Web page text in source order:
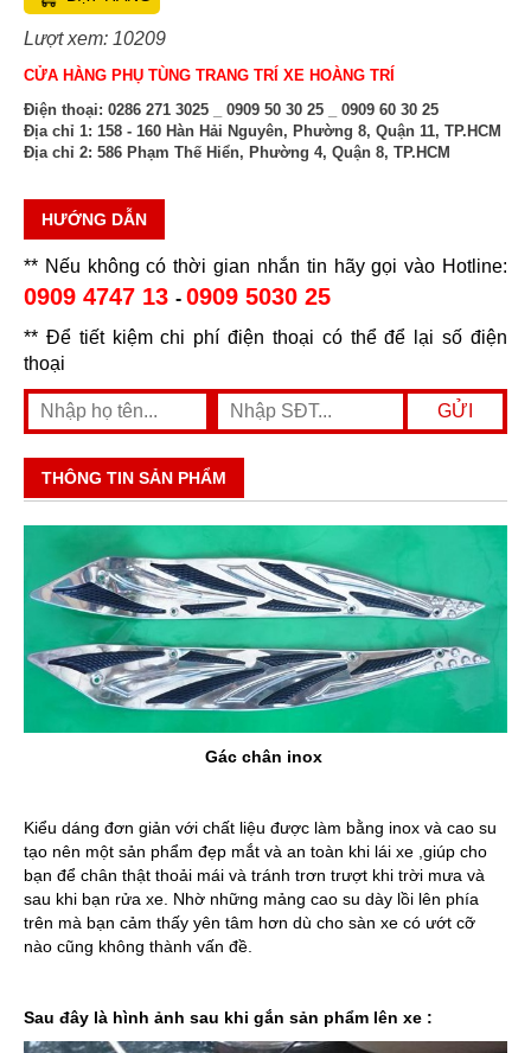
Lượt xem: 10209
CỬA HÀNG PHỤ TÙNG TRANG TRÍ XE HOÀNG TRÍ
Điện thoại: 0286 271 3025 _ 0909 50 30 25 _ 0909 60 30 25
Địa chỉ 1: 158 - 160 Hàn Hải Nguyên, Phường 8, Quận 11, TP.HCM
Địa chỉ 2: 586 Phạm Thế Hiển, Phường 4, Quận 8, TP.HCM
HƯỚNG DẪN
** Nếu không có thời gian nhắn tin hãy gọi vào Hotline:
0909 4747 13 - 0909 5030 25
** Để tiết kiệm chi phí điện thoại có thể để lại số điện
thoại
THÔNG TIN SẢN PHẨM
Gác chân inox
Kiểu dáng đơn giản với chất liệu được làm bằng inox và cao su
tạo nên một sản phẩm đẹp mắt và an toàn khi lái xe ,giúp cho
bạn để chân thật thoải mái và tránh trơn trượt khi trời mưa và
sau khi bạn rửa xe. Nhờ những mảng cao su dày lồi lên phía
trên mà bạn cảm thấy yên tâm hơn dù cho sàn xe có ướt cỡ
nào cũng không thành vấn đề.
Sau đây là hình ảnh sau khi gắn sản phẩm lên xe :